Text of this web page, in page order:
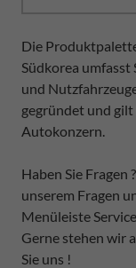
Die
Südkorea umfasst
und
gegründet und
Autokonzern.
Haben Sie Fragen
unserem Fragen
Menüleiste
Gerne stehen wir
Sie uns !